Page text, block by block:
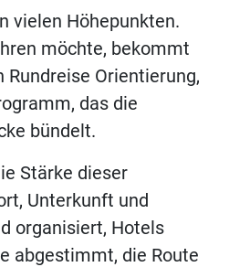
vielen Höhepunkten.
möchte, bekommt
Orientierung,
das die
bündelt.
Stärke dieser
Unterkunft und
organisiert, Hotels
abgestimmt, die Route